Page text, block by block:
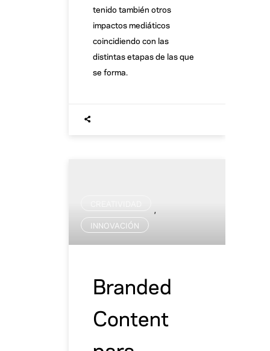
tenido también otros
impactos mediáticos
coincidiendo con las
distintas etapas de las que
se forma.
,
INNOVACIÓN
Branded
Content